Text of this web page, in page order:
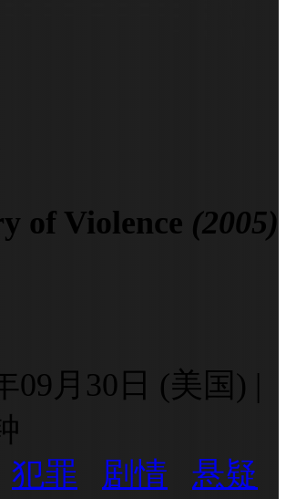
of Violence (2005)
09月30日 (美国) |
犯罪 剧情
悬疑